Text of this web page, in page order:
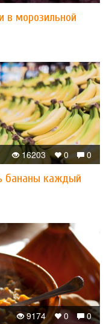
морозильной
0
0
16203
бананы каждый
0
0
9174